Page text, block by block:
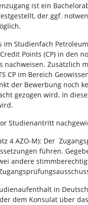
ist ein
der ggf.
im Studienfach
Points (CP) in den
nachweisen. Zusätzlich
CP im Bereich
der Bewerbung noch
gezogen wird. In
Studienantritt
4 AZO-M): Der
führen.
andere
in
dem Konsulat über